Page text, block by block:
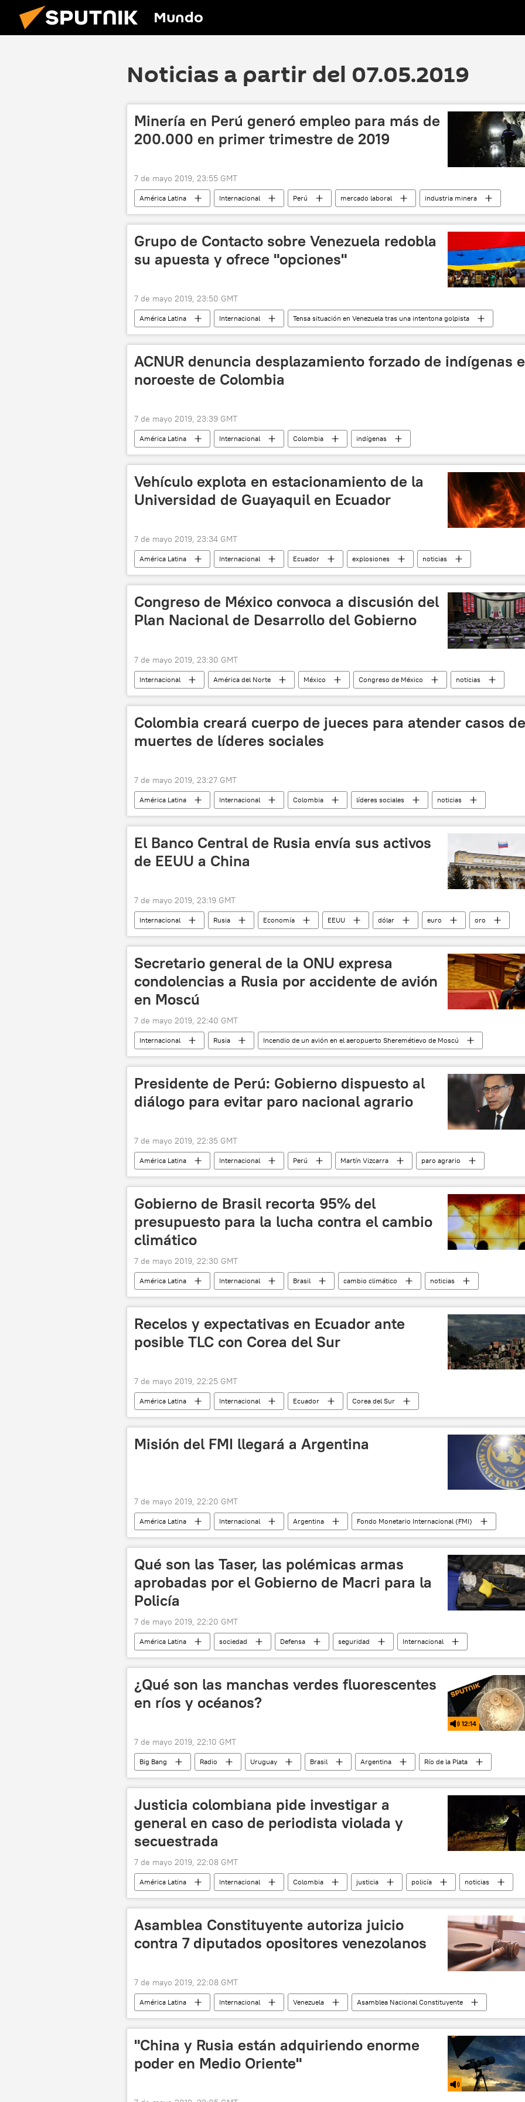
Mundo
Noticias a partir del 07.05.2019
Minería en Perú generó empleo para más de
200.000 en primer trimestre de 2019
7 de mayo 2019, 23:55 GMT
América Latina Internacional Perú mercado laboral
industria minera
noticias
Grupo de Contacto sobre Venezuela redobla
su apuesta y ofrece "opciones"
7 de mayo 2019, 23:50 GMT
América Latina Internacional
Tensa situación en Venezuela tras una intentona golpista
Venezuela
Grupo Internacional de Contacto (GIC) noticias
ACNUR denuncia desplazamiento forzado de indígenas
noroeste de Colombia
7 de mayo 2019, 23:39 GMT
América Latina Internacional Colombia
indígenas
Alto Comisionado de Naciones Unidas para los Refugiados (ACNUR)
noticias
Vehículo explota en estacionamiento de la
Universidad de Guayaquil en Ecuador
7 de mayo 2019, 23:34 GMT
América Latina Internacional Ecuador explosiones noticias
Congreso de México convoca a discusión del
Plan Nacional de Desarrollo del Gobierno
7 de mayo 2019, 23:30 GMT
Internacional América del Norte México Congreso de México noticias
Colombia creará cuerpo de jueces para atender casos de
muertes de líderes sociales
7 de mayo 2019, 23:27 GMT
América Latina Internacional Colombia líderes sociales noticias
El Banco Central de Rusia envía sus activos
de EEUU a China
7 de mayo 2019, 23:19 GMT
Internacional Rusia Economía EEUU dólar euro
oro
finanzas
yuan noticias
Secretario general de la ONU expresa
condolencias a Rusia por accidente de avión
en Moscú
7 de mayo 2019, 22:40 GMT
Internacional Rusia
Incendio de un avión en el aeropuerto Sheremétievo de Moscú
Antonio Guterres
ONU Sukhoi Superjet 100 noticias
Presidente de Perú: Gobierno dispuesto al
diálogo para evitar paro nacional agrario
7 de mayo 2019, 22:35 GMT
América Latina Internacional Perú Martín Vizcarra
paro agrario
noticias
Gobierno de Brasil recorta 95% del
presupuesto para la lucha contra el cambio
climático
7 de mayo 2019, 22:30 GMT
América Latina Internacional Brasil cambio climático noticias
Recelos y expectativas en Ecuador ante
posible TLC con Corea del Sur
7 de mayo 2019, 22:25 GMT
América Latina Internacional Ecuador
Corea del Sur
Tratado de Libre Comercio (TLC)
noticias
Misión del FMI llegará a Argentina
7 de mayo 2019, 22:20 GMT
América Latina Internacional Argentina
Fondo Monetario Internacional (FMI)
noticias
Qué son las Taser, las polémicas armas
aprobadas por el Gobierno de Macri para la
Policía
7 de mayo 2019, 22:20 GMT
América Latina sociedad Defensa seguridad
Internacional
política
Argentina Mauricio Macri Taser (pistola eléctrica)
policía
¿Qué son las manchas verdes fluorescentes
en ríos y océanos?
12:14
7 de mayo 2019, 22:10 GMT
Big Bang Radio Uruguay Brasil Argentina
Río de la Plata
cianobacterias
bacterias contaminación ríos
océano
Justicia colombiana pide investigar a
general en caso de periodista violada y
secuestrada
7 de mayo 2019, 22:08 GMT
América Latina Internacional Colombia justicia policía noticias
Asamblea Constituyente autoriza juicio
contra 7 diputados opositores venezolanos
7 de mayo 2019, 22:08 GMT
América Latina Internacional Venezuela
Asamblea Nacional Constituyente
juicio
noticias
"China y Rusia están adquiriendo enorme
poder en Medio Oriente"